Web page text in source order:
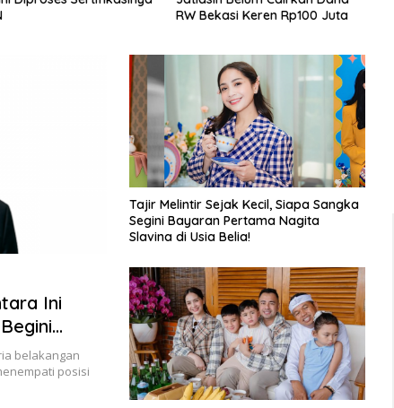
RW Bekasi Keren Rp100 Juta
Ini
belakangan
posisi
Tajir Melintir Sejak Kecil, Siapa Sangka
Segini Bayaran Pertama Nagita
Slavina di Usia Belia!